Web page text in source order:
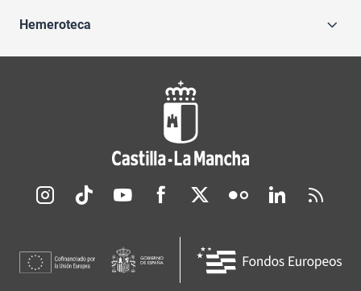
Hemeroteca
Redes sociales JCCM